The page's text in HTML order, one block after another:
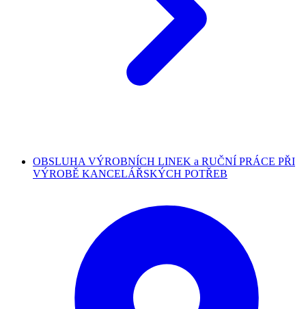
OBSLUHA VÝROBNÍCH LINEK a RUČNÍ PRÁCE PŘI
VÝROBĚ KANCELÁŘSKÝCH POTŘEB